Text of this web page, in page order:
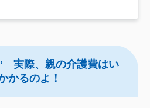
実際、親の介護費はい
かるのよ！